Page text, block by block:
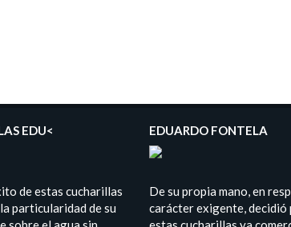
EDU<
de estas cucharillas
particularidad de su
EDUARDO FONTELA
De su propia mano, en
carácter exigente, decidió